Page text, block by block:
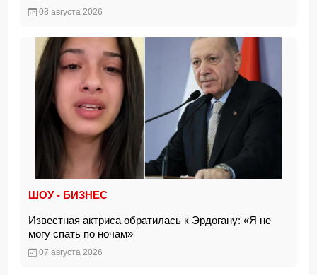
08 августа 2026
ШОУ - БИЗНЕС
Известная актриса обратилась к Эрдогану: «Я не
могу спать по ночам»
07 августа 2026